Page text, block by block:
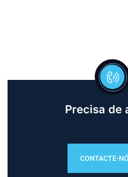
Precisa de
CONTACTE-